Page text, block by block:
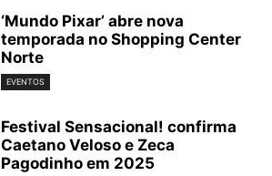
‘Mundo Pixar’ abre nova
temporada no Shopping Center
Norte
EVENTOS
Festival Sensacional! confirma
Caetano Veloso e Zeca
Pagodinho em 2025